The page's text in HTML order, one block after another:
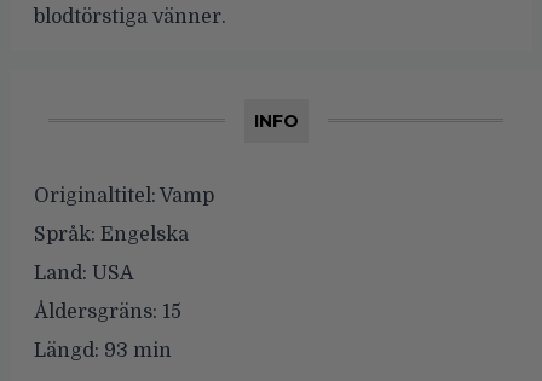
blodtörstiga vänner.
INFO
Originaltitel: Vamp
Språk: Engelska
Land: USA
Åldersgräns: 15
Längd: 93 min